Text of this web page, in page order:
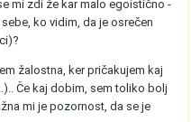
mi zdi že kar malo egoistično -
ko vidim, da je osrečen
žalostna, ker pričakujem kaj
Če kaj dobim, sem toliko bolj
mi je pozornost, da se je